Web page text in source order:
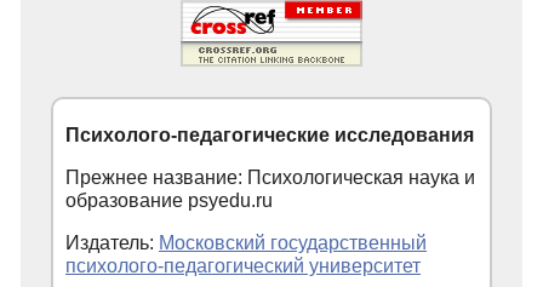
Психолого-педагогические исследования
Прежнее название: Психологическая наука и
образование psyedu.ru
Издатель: Московский государственный
психолого-педагогический университет